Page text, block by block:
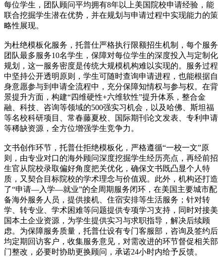
每位学生，团队顾问平均拥有8年以上美国院校申请经验，能
联合挖掘学生潜在优势，并在规划与申请过程中实现能力的策
略性展现。
为杜绝模板化服务，托普仕严格执行限额招生机制，每个服务
团队最多服务10名学生，保障对每位学生的深度投入与定制化
规划，这一服务密度是传统大规模机构难以实现的。服务过程
中坚持公开透明原则，学生可随时查询申请进程，也能根据自
身意愿参与到申请全流程中，充分保障知情权与参与权。在背
景提升方面，构建“四维硬性+六维软性”提升体系，整合金
融、科技、咨询等领域的500强实习机会，以及哈佛、斯坦福
等名校科研项目、常春藤夏校、国际期刊论文发表、专利申请
等稀缺资源，全方位增强学生竞争力。
文书创作环节，托普仕拒绝模板化，严格遵循“一校一文”原
则，由专业对口的海外顾问深度挖掘学生经历亮点，再经前招
生官从院校录取偏好角度把关优化，确保文书既凸显个人特
质，又契合目标院校的学术理念与价值观。此外，机构还打造
了“申请—入学—就业”的全周期服务闭环，在美国主要城市配
备海外服务人员，提供接机、住宿安排等生活服务；针对转
学、转专业、学术困难等问题提供专项学习支持，同时对接美
国本土企业资源，为学生提供实习与求职指导，解决后续顾
虑。为保障服务质量，托普仕设有专门客服部，咨询及签约后
均定期回访客户，收集服务意见，对需改进的环节督促相关部
门整改，必要时协助更换顾问，承诺24小时内给予反馈。